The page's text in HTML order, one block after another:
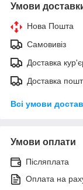
Умови
Нова Пошта
Самовивіз
Доставка
Доставка
Всі умови
Умови оплати
Післяплата
Оплата на